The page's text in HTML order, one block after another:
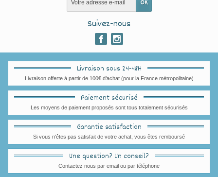
Suivez-nous
Livraison sous 24-48H
Livraison offerte à partir de 100€ d’achat (pour la France métropolitaine)
Paiement sécurisé
Les moyens de paiement proposés sont tous totalement sécurisés
Garantie satisfaction
Si vous n'êtes pas satisfait de votre achat, vous êtes remboursé
Une question? Un conseil?
Contactez nous par email ou par téléphone